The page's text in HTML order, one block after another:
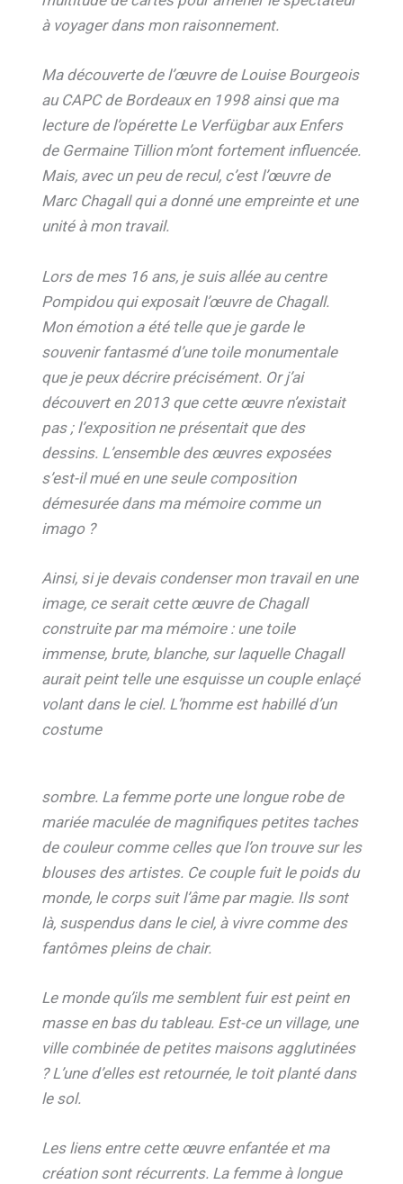
à voyager dans mon raisonnement.
Ma découverte de l’œuvre de Louise Bourgeois
au CAPC de Bordeaux en 1998 ainsi que ma
lecture de l’opérette Le Verfügbar aux Enfers
de Germaine Tillion m’ont fortement influencée.
Mais, avec un peu de recul, c’est l’œuvre de
Marc Chagall qui a donné une empreinte et une
unité à mon travail.
Lors de mes 16 ans, je suis allée au centre
Pompidou qui exposait l’œuvre de Chagall.
Mon émotion a été telle que je garde le
souvenir fantasmé d’une toile monumentale
que je peux décrire précisément. Or j’ai
découvert en 2013 que cette œuvre n’existait
pas ; l’exposition ne présentait que des
dessins. L’ensemble des œuvres exposées
s’est-il mué en une seule composition
démesurée dans ma mémoire comme un
imago ?
Ainsi, si je devais condenser mon travail en une
image, ce serait cette œuvre de Chagall
construite par ma mémoire : une toile
immense, brute, blanche, sur laquelle Chagall
aurait peint telle une esquisse un couple enlaçé
volant dans le ciel. L’homme est habillé d’un
costume
sombre. La femme porte une longue robe de
mariée maculée de magnifiques petites taches
de couleur comme celles que l’on trouve sur les
blouses des artistes. Ce couple fuit le poids du
monde, le corps suit l’âme par magie. Ils sont
là, suspendus dans le ciel, à vivre comme des
fantômes pleins de chair.
Le monde qu’ils me semblent fuir est peint en
masse en bas du tableau. Est-ce un village, une
ville combinée de petites maisons agglutinées
? L’une d’elles est retournée, le toit planté dans
le sol.
Les liens entre cette œuvre enfantée et ma
création sont récurrents. La femme à longue